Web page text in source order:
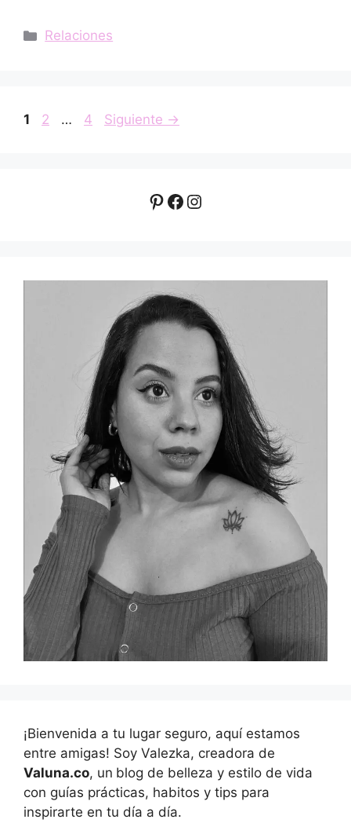
Categorías
Relaciones
Página
1 Página
2 … Página
4 Siguiente →
Pinterest
Facebook
Instagram
¡Bienvenida a tu lugar seguro, aquí estamos
entre amigas! Soy Valezka, creadora de
Valuna.co, un blog de belleza y estilo de vida
con guías prácticas, habitos y tips para
inspirarte en tu día a día.